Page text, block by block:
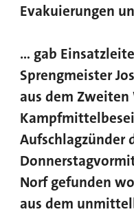
Evakuierungen
... gab
Sprengmeister
aus dem Zweiten
Aufschlagzünder
Norf gefunden
aus dem